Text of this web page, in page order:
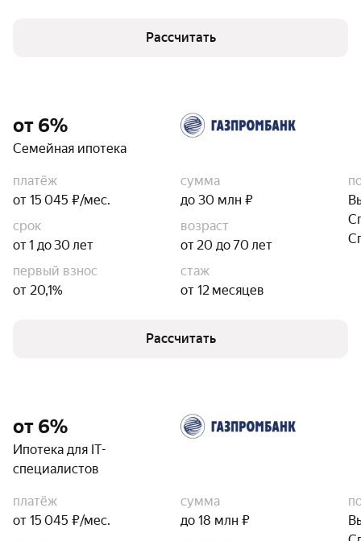
Рассчитать
от 6%
Семейная ипотека
платёж
от 15 045 ₽/мес.
сумма
до 30 млн ₽
срок
от 1 до 30 лет
возраст
от 20 до 70 лет
первый взнос
от 20,1%
стаж
от 12 месяцев
Рассчитать
от 6%
Ипотека для IT-
специалистов
платёж
от 15 045 ₽/мес.
сумма
до 18 млн ₽